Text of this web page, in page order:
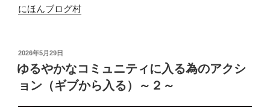
にほんブログ村
投
稿
日:
2026年5月29日
ゆるやかなコミュニティに入る為のアクシ
ョン（ギブから入る）～２～